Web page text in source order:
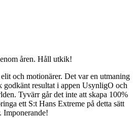
åren. Håll utkik!
och motionärer. Det var en utmaning
resultat i appen UsynligO och
Tyvärr går det inte att skapa 100%
ett S:t Hans Extreme på detta sätt
Imponerande!